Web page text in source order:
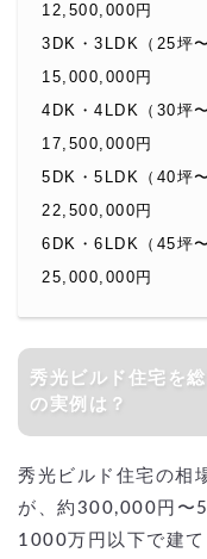
12,500,000円
3DK・3LDK（25坪
15,000,000円
4DK・4LDK（30坪
17,500,000円
5DK・5LDK（40坪
22,500,000円
6DK・6LDK（45坪
25,000,000円
秀光ビルド住宅を総額1000万円以下で建てれる坪数
の実例は？
秀光ビルド住宅の相
が、約300,000円〜
1000万円以下で建